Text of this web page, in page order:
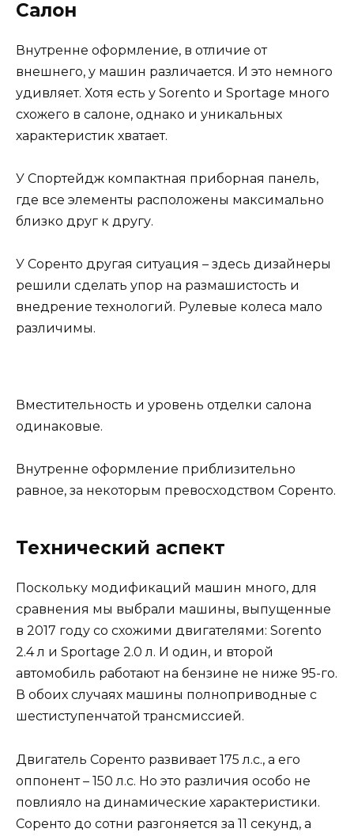
Салон
Внутренне оформление, в отличие от
внешнего, у машин различается. И это немного
удивляет. Хотя есть у Sorento и Sportage много
схожего в салоне, однако и уникальных
характеристик хватает.
У Спортейдж компактная приборная панель,
где все элементы расположены максимально
близко друг к другу.
У Соренто другая ситуация – здесь дизайнеры
решили сделать упор на размашистость и
внедрение технологий. Рулевые колеса мало
различимы.
Вместительность и уровень отделки салона
одинаковые.
Внутренне оформление приблизительно
равное, за некоторым превосходством Соренто.
Технический аспект
Поскольку модификаций машин много, для
сравнения мы выбрали машины, выпущенные
в 2017 году со схожими двигателями: Sorento
2.4 л и Sportage 2.0 л. И один, и второй
автомобиль работают на бензине не ниже 95-го.
В обоих случаях машины полноприводные с
шестиступенчатой трансмиссией.
Двигатель Соренто развивает 175 л.с., а его
оппонент – 150 л.с. Но это различия особо не
повлияло на динамические характеристики.
Соренто до сотни разгоняется за 11 секунд, а